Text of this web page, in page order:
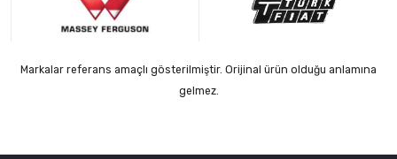
Markalar referans amaçlı gösterilmiştir. Orijinal ürün olduğu anlamına
gelmez.